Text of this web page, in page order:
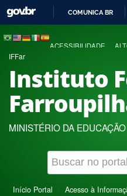
COMUNICA BR
ACESSIBILIDADE
IFFar
Instituto
MINISTÉRIO DA EDUCAÇÃO
Início Portal Acesso à